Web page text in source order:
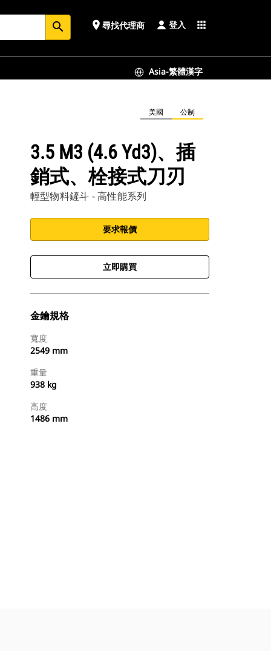
search place 尋找代理商 登入 apps
Asia-繁體漢字
美國 公制
3.5 M3 (4.6 Yd3)、插
銷式、栓接式刀刃
輕型物料鏟斗 - 高性能系列
要求報價
立即購買
金鑰規格
寬度
2549 mm
重量
938 kg
高度
1486 mm